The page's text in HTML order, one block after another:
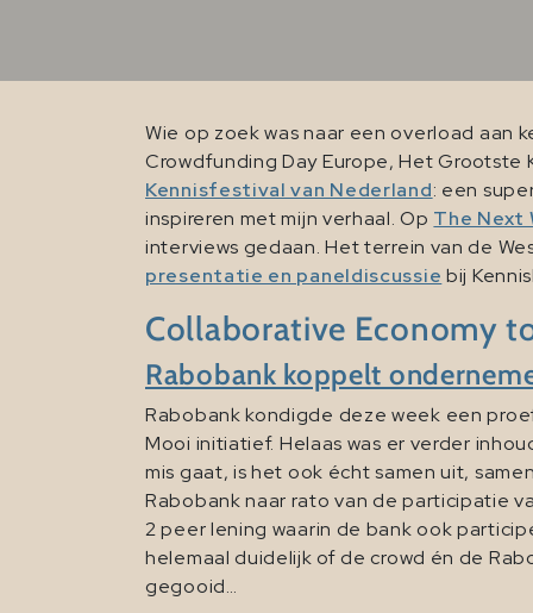
Wie op zoek was naar een overload aan
Crowdfunding Day Europe, Het
Kennisfestival van Nederland: een
inspireren met mijn verhaal. Op The Next
interviews gedaan. Het terrein van de
presentatie en paneldiscussie bij
Collaborative Economy
Rabobank koppelt
Rabobank kondigde deze week een
Mooi initiatief. Helaas was er verder
mis gaat, is het ook écht samen uit,
Rabobank naar rato van de participatie
2 peer lening waarin de bank ook
helemaal duidelijk of de crowd én de
gegooid…